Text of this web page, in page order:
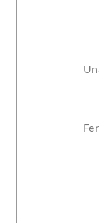
Una volta ricevuto l’Ordine, Press Up
Fermo restando quanto previsto al